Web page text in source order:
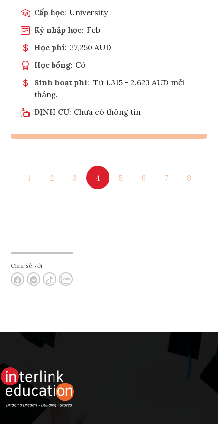
Cấp học: University
Kỳ nhập học: Feb
Học phí: 37,250 AUD
Học bổng: Có
Sinh hoạt phí: Từ 1.315 - 2.623 AUD mỗi
tháng.
ĐỊNH CƯ: Chưa có thông tin
Tham vấn Interlink
1 2 3 4 5 6 7 8
Chia sẻ với